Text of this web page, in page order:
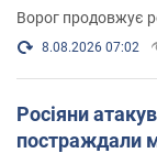
Ворог продовжує
8.08.2026 07:02
Росіяни
постраждали